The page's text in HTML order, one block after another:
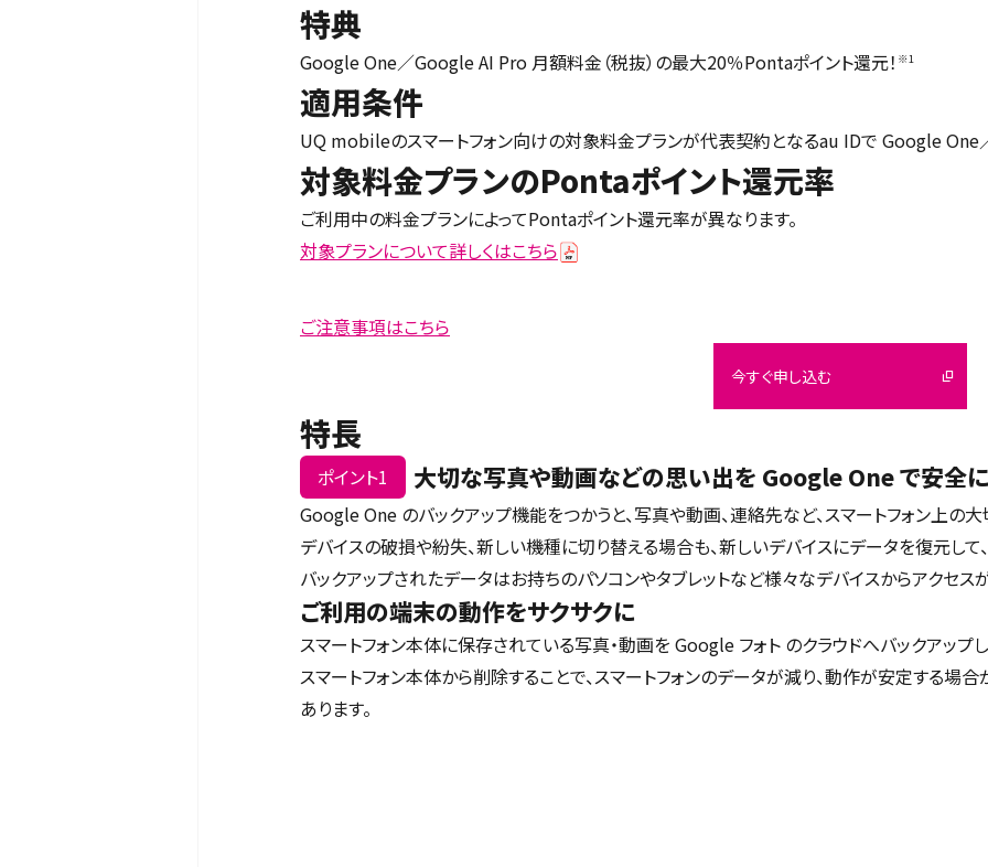
特典
Google One／Google AI Pro 月額料金（税抜）の最大20％Pontaポイント還元！ ※1
適用条件
UQ mobileのスマートフォン向けの対象料金プランが代表契約となるau IDで Google
対象料金プランのPontaポイント還元率
ご利用中の料金プランによってPontaポイント還元率が異なります。
対象プランについて詳しくはこちら
ご注意事項はこちら
今すぐ申し込む
特長
ポイント1 大切な写真や動画などの思い出を Google One で安全
Google One のバックアップ機能をつかうと、写真や動画、連絡先など、スマートフォン上の
デバイスの破損や紛失、新しい機種に切り替える場合も、新しいデバイスにデータを復元して
バックアップされたデータはお持ちのパソコンやタブレットなど様々なデバイスからアクセス
ご利用の端末の動作をサクサクに
スマートフォン本体に保存されている写真・動画を Google フォト のクラウドへバックアップし
スマートフォン本体から削除することで、スマートフォンのデータが減り、動作が安定する場合
あります。